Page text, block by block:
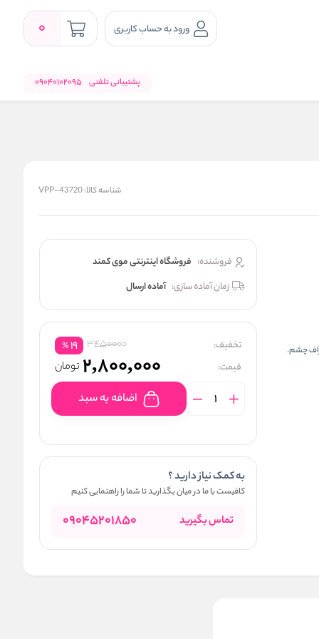
ورود به حساب کاربری 0
پشتیبانی تلفنی 09040102095
شناسه کالا:VPP-43720
چشم.
فروشنده: فروشگاه اینترنتی موی کمند
زمان آماده سازی: آماده ارسال
تخفیف: 3450000
19
%
قیمت: 2,800,000 تومان
اضافه به سبد
به کمک نیاز دارید ؟
کافیست با ما در میان بگذارید تا شما را راهنمایی کنیم
تماس بگیرید 09045201850